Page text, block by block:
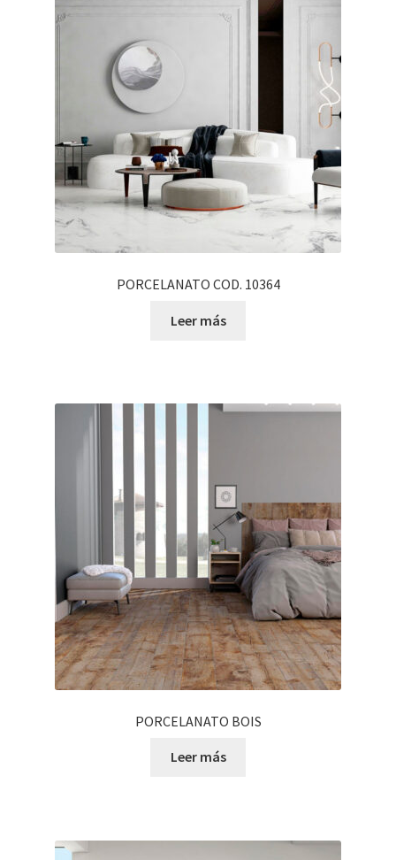
PORCELANATO COD. 10364
Leer más
PORCELANATO BOIS
Leer más